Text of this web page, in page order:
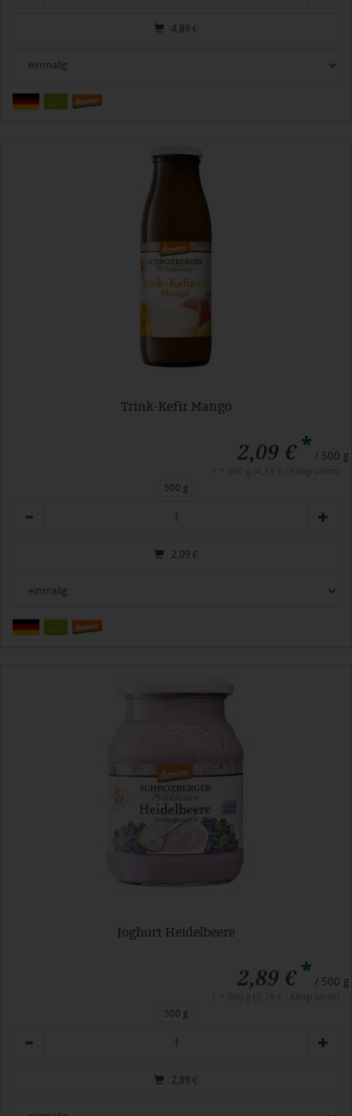
4,89 €
Trink-Kefir Mango
2,09 €* / 500 g
500 g
2,09 €
Joghurt Heidelbeere
2,89 €* / 500 g
500 g
2,89 €